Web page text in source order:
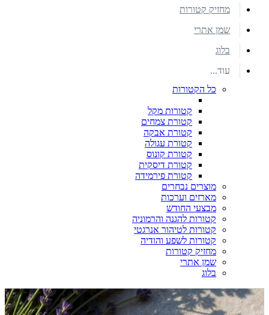
מחזיק קטורות
שמן אתרי
בלוג
עוד...
כל הקטורות
קטורות מקל
קטורת צמחים
קטורת אבקה
קטורת עגולה
קטורת קונוס
קטורת דיסקית
קטורת פירמידה
מוצרים נבחרים
מארזים וערכות
מבצעי החודש
קטורות להגנה והרמוניה
קטורות לטיהור אנרגטי
קטורות לשפע והודיה
מחזיק קטורות
שמן אתרי
בלוג